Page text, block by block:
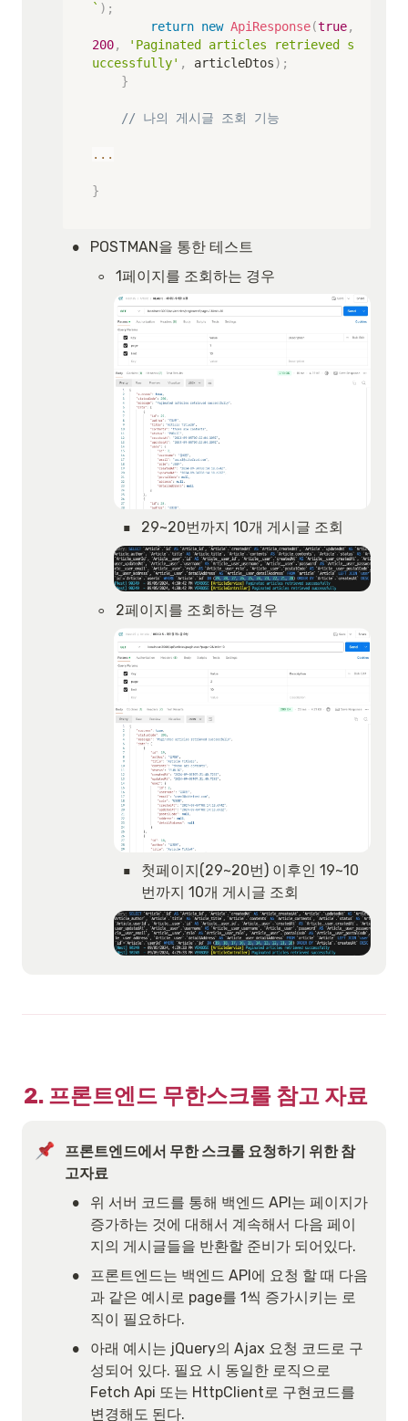
` ) ;
return new ApiResponse(true,
200,
'Paginated articles retrieved s
uccessfully' , articleDtos) ;
}
// 나의 게시글 조회 기능
...
}
• POSTMAN을 통한 테스트
◦ 1페이지를 조회하는 경우
▪ 29~20번까지 10개 게시글 조회
◦ 2페이지를 조회하는 경우
▪
첫페이지(29~20번) 이후인 19~10
번까지 10개 게시글 조회
2. 프론트엔드 무한스크롤 참고 자료
프론트엔드에서 무한 스크롤 요청하기 위한 참
고자료
•
위 서버 코드를 통해 백엔드 API는 페이지가
증가하는 것에 대해서 계속해서 다음 페이
지의 게시글들을 반환할 준비가 되어있다.
•
프론트엔드는 백엔드 API에 요청 할 때 다음
과 같은 예시로 page를 1씩 증가시키는 로
직이 필요하다.
•
아래 예시는 jQuery의 Ajax 요청 코드로 구
성되어 있다. 필요 시 동일한 로직으로
Fetch Api 또는 HttpClient로 구현코드를
변경해도 된다.